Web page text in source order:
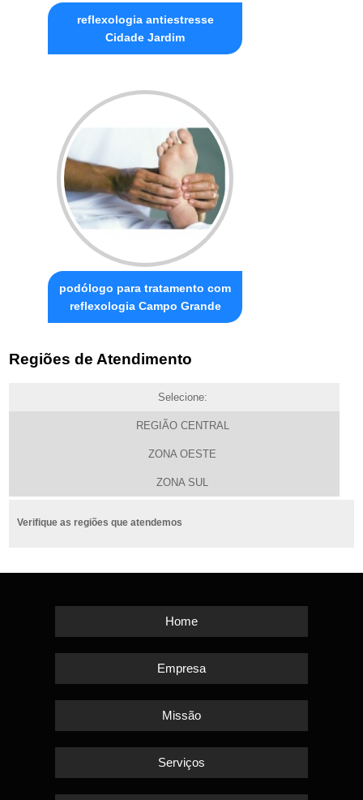
reflexologia antiestresse
Cidade Jardim
podólogo para tratamento com
reflexologia Campo Grande
Regiões de Atendimento
Selecione:
REGIÃO CENTRAL
ZONA OESTE
ZONA SUL
Verifique as regiões que atendemos
Home
Empresa
Missão
Serviços